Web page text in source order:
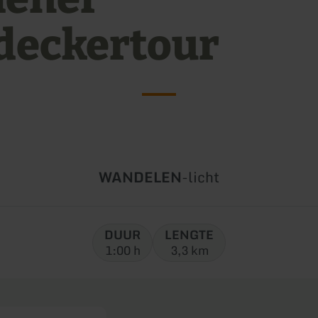
Soort
WANDELEN-licht
DUUR
1:00 h
LENGTE
3,3 km